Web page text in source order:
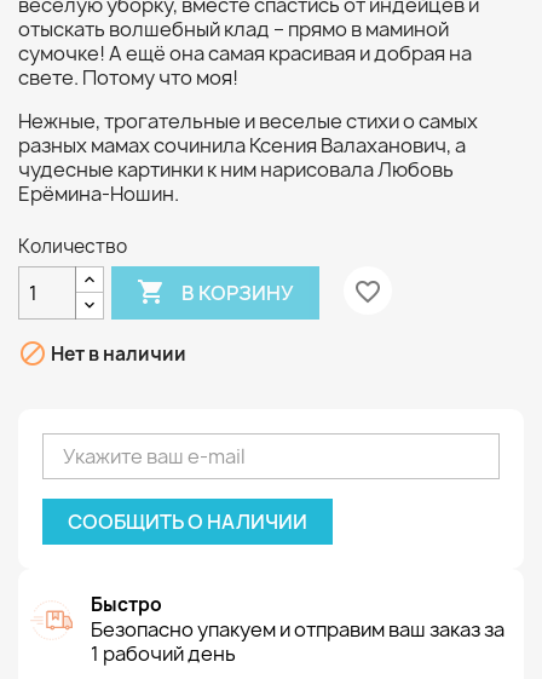
отыскать волшебный клад – прямо в маминой
сумочке! А ещё она самая красивая и добрая на
свете. Потому что моя!
Нежные, трогательные и веселые стихи о самых
разных мамах сочинила Ксения Валаханович, а
чудесные картинки к ним нарисовала Любовь
Ерёмина-Ношин.
Количество
 В КОРЗИНУ favorite_border
 Нет в наличии
СООБЩИТЬ О НАЛИЧИИ
Быстро
Безопасно упакуем и отправим ваш заказ за
1 рабочий день